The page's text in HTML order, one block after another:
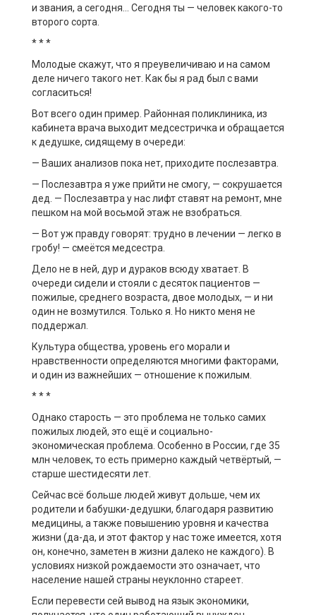
и звания, а сегодня… Сегодня ты — человек какого-то
второго сорта.
* * *
Молодые скажут, что я преувеличиваю и на самом
деле ничего такого нет. Как бы я рад был с вами
согласиться!
Вот всего один пример. Районная поликлиника, из
кабинета врача выходит медсестричка и обращается
к дедушке, сидящему в очереди:
— Ваших анализов пока нет, приходите послезавтра.
— Послезавтра я уже прийти не смогу, — сокрушается
дед. — Послезавтра у нас лифт ставят на ремонт, мне
пешком на мой восьмой этаж не взобраться.
— Вот уж правду говорят: трудно в лечении — легко в
гробу! — смеётся медсестра.
Дело не в ней, дур и дураков всюду хватает. В
очереди сидели и стояли с десяток пациентов —
пожилые, среднего возраста, двое молодых, — и ни
один не возмутился. Только я. Но никто меня не
поддержал.
Культура общества, уровень его морали и
нравственности определяются многими факторами,
и один из важнейших — отношение к пожилым.
* * *
Однако старость — это проблема не только самих
пожилых людей, это ещё и социально-
экономическая проблема. Особенно в России, где 35
млн человек, то есть примерно каждый четвёртый, —
старше шестидесяти лет.
Сейчас всё больше людей живут дольше, чем их
родители и бабушки-дедушки, благодаря развитию
медицины, а также повышению уровня и качества
жизни (да-да, и этот фактор у нас тоже имеется, хотя
он, конечно, заметен в жизни далеко не каждого). В
условиях низкой рождаемости это означает, что
население нашей страны неуклонно стареет.
Если перевести сей вывод на язык экономики,